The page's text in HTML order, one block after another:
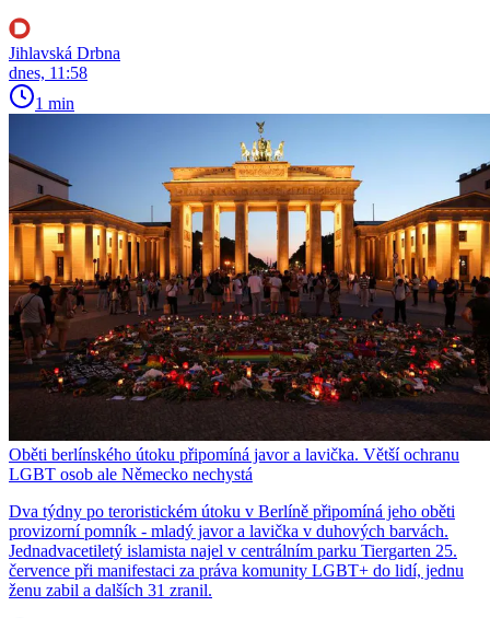
Jihlavská Drbna
dnes, 11:58
1 min
Oběti berlínského útoku připomíná javor a lavička. Větší ochranu
LGBT osob ale Německo nechystá
Dva týdny po teroristickém útoku v Berlíně připomíná jeho oběti
provizorní pomník - mladý javor a lavička v duhových barvách.
Jednadvacetiletý islamista najel v centrálním parku Tiergarten 25.
července při manifestaci za práva komunity LGBT+ do lidí, jednu
ženu zabil a dalších 31 zranil.